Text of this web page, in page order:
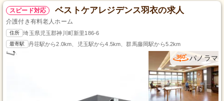
スピード対応 ベストケアレジデンス羽衣の求人
介護付き有料老人ホーム
住所 埼玉県児玉郡神川町新里186-6
最寄駅 丹荘駅から2.0km、児玉駅から4.5km、群馬藤岡駅から5.2km
パノラマ